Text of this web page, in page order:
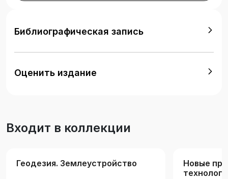
географических информационных систем и
обеспечения в землеустроительной,
геодезической и кадастровой деятельности.
Библиографическая запись
Оценить издание
Входит в коллекции
Геодезия. Землеустройство
Новые